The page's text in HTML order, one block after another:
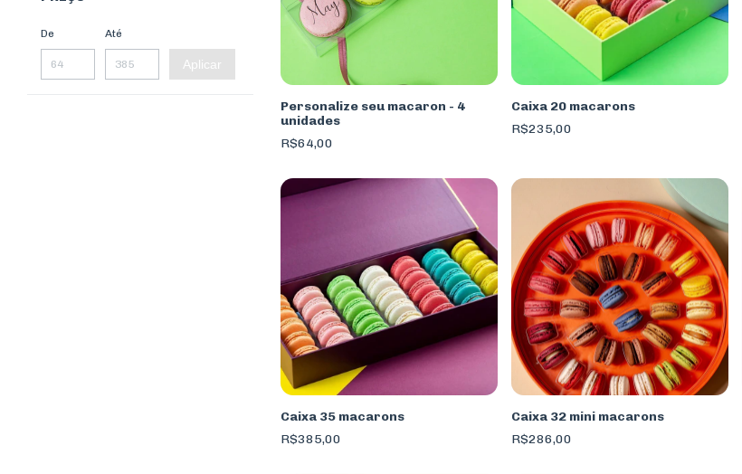
De Até
Aplicar
Personalize seu macaron - 4
unidades
R$64,00
Caixa 20 macarons
R$235,00
Caixa 35 macarons
R$385,00
Caixa 32 mini macarons
R$286,00